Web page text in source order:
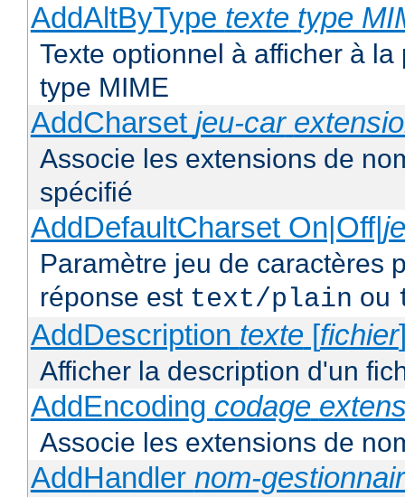
AddAltByType texte type
Texte optionnel à afficher à
type MIME
AddCharset jeu-car
Associe les extensions de
spécifié
AddDefaultCharset On|Off|
Paramètre jeu de caractères
réponse est text/plain ou
AddDescription texte [fichier
Afficher la description d'un
AddEncoding codage
Associe les extensions de
AddHandler nom-